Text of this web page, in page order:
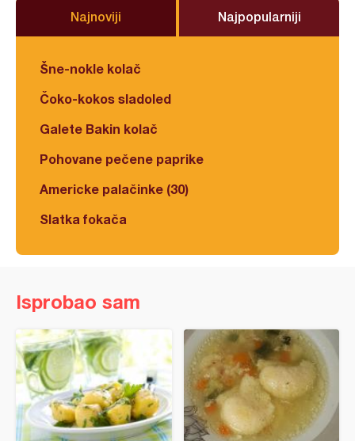
Najnoviji Najpopularniji
Šne-nokle kolač
Čoko-kokos sladoled
Galete Bakin kolač
Pohovane pečene paprike
Americke palačinke (30)
Slatka fokača
Isprobao sam